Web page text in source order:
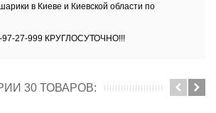
в Киеве и Киевской области по
97-27-999 КРУГЛОСУТОЧНО!!!
30 ТОВАРОВ: